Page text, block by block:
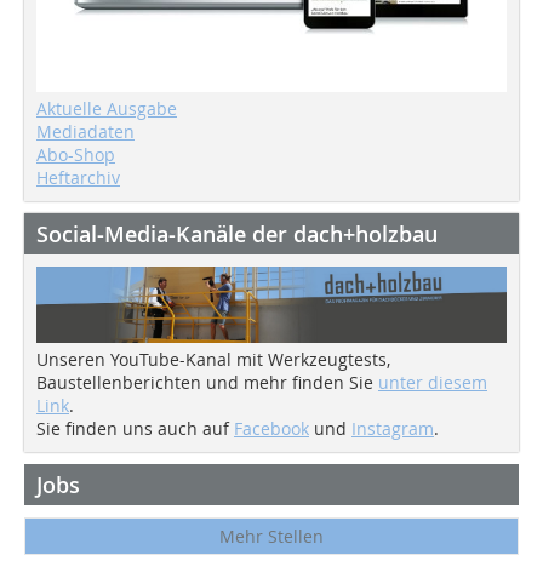
Aktuelle Ausgabe
Mediadaten
Abo-Shop
Heftarchiv
Social-Media-Kanäle der dach+holzbau
Unseren YouTube-Kanal mit Werkzeugtests,
Baustellenberichten und mehr finden Sie unter diesem
Link.
Sie finden uns auch auf Facebook und Instagram.
Jobs
Mehr Stellen